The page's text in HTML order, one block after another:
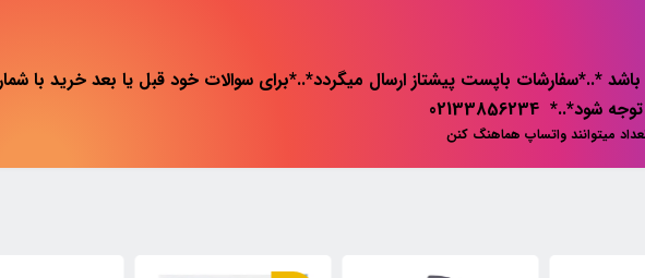
*..*سفارشات باپست پیشتاز ارسال میگردد*..*برای سوالات خود قبل یا بعد خرید با
02133856234
میتوانند واتساپ هماهنگ کنن